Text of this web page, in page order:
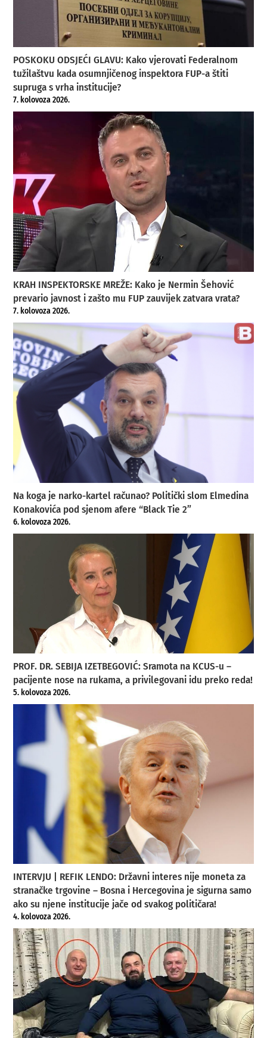
POSKOKU ODSJEĆI GLAVU: Kako vjerovati Federalnom
tužilaštvu kada osumnjičenog inspektora FUP-a štiti
supruga s vrha institucije?
7. kolovoza 2026.
KRAH INSPEKTORSKE MREŽE: Kako je Nermin Šehović
prevario javnost i zašto mu FUP zauvijek zatvara vrata?
7. kolovoza 2026.
Na koga je narko-kartel računao? Politički slom Elmedina
Konakovića pod sjenom afere “Black Tie 2”
6. kolovoza 2026.
PROF. DR. SEBIJA IZETBEGOVIĆ: Sramota na KCUS-u –
pacijente nose na rukama, a privilegovani idu preko reda!
5. kolovoza 2026.
INTERVJU | REFIK LENDO: Državni interes nije moneta za
stranačke trgovine – Bosna i Hercegovina je sigurna samo
ako su njene institucije jače od svakog političara!
4. kolovoza 2026.